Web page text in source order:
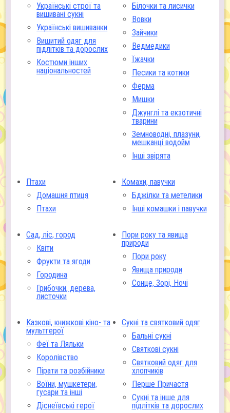
Українські строї та
вишивані сукні
Українські вишиванки
Вишитий одяг для
підлітків та дорослих
Костюми інших
національностей
Білочки та лисички
Вовки
Зайчики
Ведмедики
Їжачки
Песики та котики
Ферма
Мишки
Джунглі та екзотичні
тварини
Земноводні, плазуни,
мешканці водойм
Інші звірята
Птахи
Домашня птиця
Птахи
Комахи, павучки
Бджілки та метелики
Інші комашки і павучки
Сад, ліс, город
Квіти
Фрукти та ягоди
Городина
Грибочки, дерева,
листочки
Пори року та явища
природи
Пори року
Явища природи
Сонце, Зорі, Ночі
Казкові, книжкові кіно- та
мультгерої
Феї та Ляльки
Королівство
Пірати та розбійники
Воїни, мушкетери,
гусари та інші
Діснеївські герої
Сукні та святковий одяг
Бальні сукні
Святкові сукні
Святковий одяг для
хлопчиків
Перше Причастя
Сукні та інше для
підлітків та дорослих